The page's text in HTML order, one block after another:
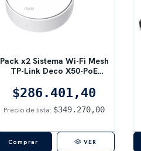
Pack x2 Sistema Wi-Fi Mesh
TP-Link Deco X50-PoE
$286.401,40
Precio de lista: $349.270,00
VER